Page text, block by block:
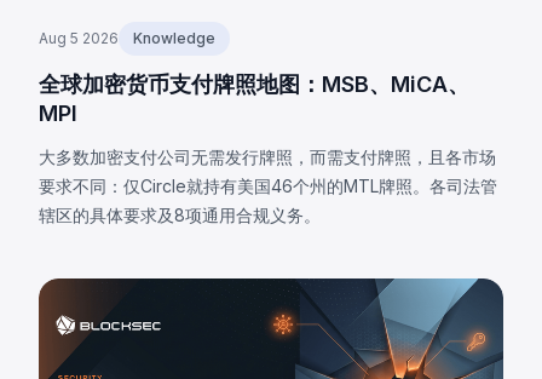
Aug 5 2026 Knowledge
全球加密货币支付牌照地图：MSB、MiCA、
MPI
大多数加密支付公司无需发行牌照，而需支付牌照，且各市场
要求不同：仅Circle就持有美国46个州的MTL牌照。各司法管
辖区的具体要求及8项通用合规义务。